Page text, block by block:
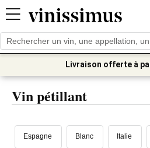
Livraison offerte à
Vin pétillant
Espagne Blanc Italie